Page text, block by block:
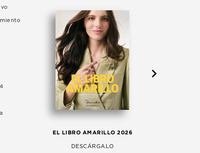
EL LIBRO AMARILLO 2026
DESCÁRGALO